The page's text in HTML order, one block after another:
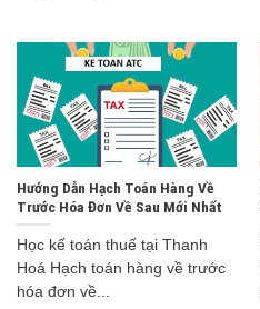
Hướng Dẫn Hạch Toán Hàng Về
Trước Hóa Đơn Về Sau Mới Nhất
Học kế toán thuế tại Thanh
Hoá Hạch toán hàng về trước
hóa đơn về...